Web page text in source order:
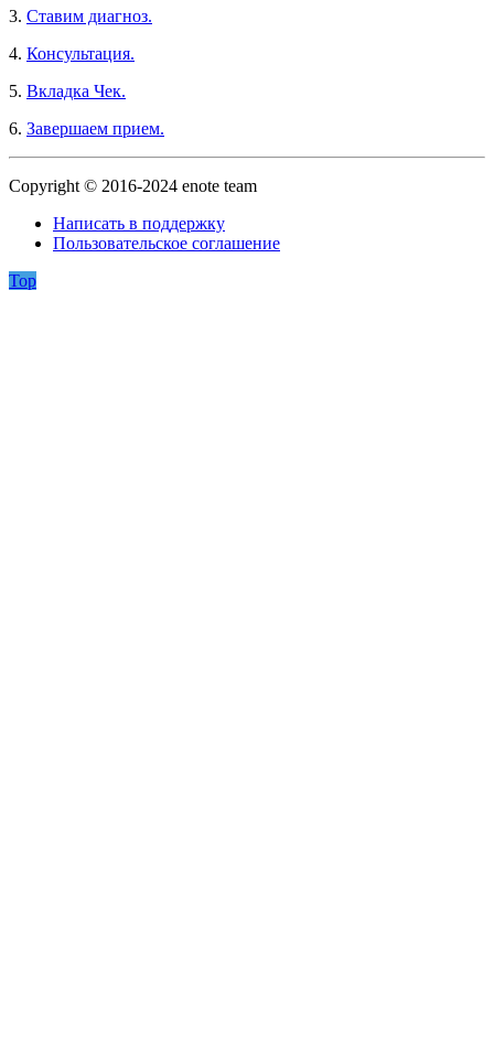
3. Ставим диагноз.
4. Консультация.
5. Вкладка Чек.
6. Завершаем прием.
Copyright © 2016-2024 enote team
Написать в поддержку
Пользовательское соглашение
Top